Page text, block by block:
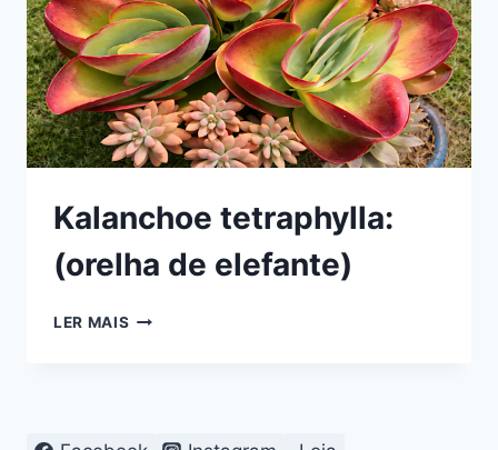
Kalanchoe tetraphylla:
(orelha de elefante)
LER MAIS KALANCHOE